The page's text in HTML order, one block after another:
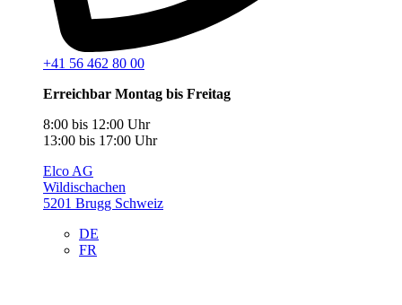
+41 56 462 80 00
Erreichbar Montag bis Freitag
8:00 bis 12:00 Uhr
13:00 bis 17:00 Uhr
Elco AG
Wildischachen
5201 Brugg Schweiz
DE
FR